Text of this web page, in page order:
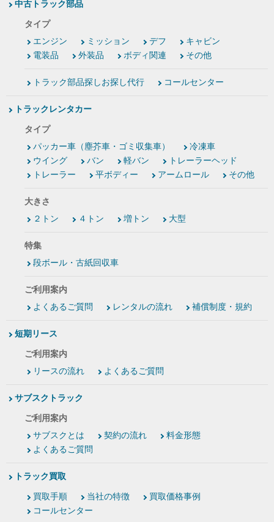
中古トラック部品
タイプ
エンジン
ミッション デフ
キャビン
電装品
外装品 ボディ関連 その他
トラック部品探しお探し代行 コールセンター
トラックレンタカー
タイプ
パッカー車（塵芥車・ゴミ収集車）
冷凍車
ウイング
バン 軽バン
トレーラーヘッド
トレーラー
平ボディー アームロール その他
大きさ
２トン
４トン 増トン 大型
特集
段ボール・古紙回収車
ご利用案内
よくあるご質問
レンタルの流れ 補償制度・規約
短期リース
ご利用案内
リースの流れ
よくあるご質問
サブスクトラック
ご利用案内
サブスクとは
契約の流れ
料金形態
よくあるご質問
トラック買取
買取手順 当社の特徴
買取価格事例
コールセンター